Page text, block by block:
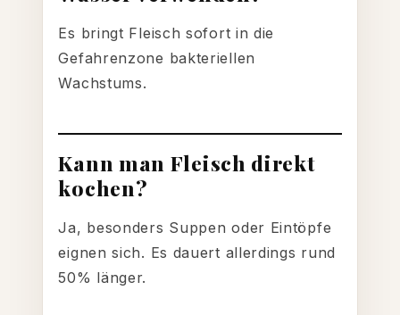
Es bringt Fleisch sofort in die
Gefahrenzone bakteriellen
Wachstums.
Kann man Fleisch direkt
kochen?
Ja, besonders Suppen oder Eintöpfe
eignen sich. Es dauert allerdings rund
50% länger.